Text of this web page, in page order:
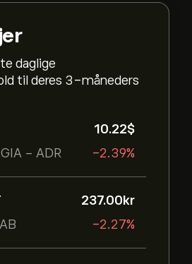
daglige
til deres 3-måneders
- ADR
10.22‎$‎
-2.39%
237.00‎kr‎
-2.27%